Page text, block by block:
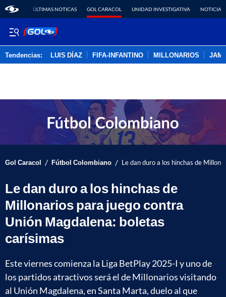
ÚLTIMAS NOTICAS GOL CARACOL UNIDAD INVESTIGATIVA NOTICIAS
Tendencias: LUIS DÍAZ FIFA-INFANTINO MILLONARIOS
Gol Caracol / Fútbol Colombiano / Le dan duro a los hinchas de
Le dan duro a los hinchas de
Millonarios para juego contra
Unión Magdalena: boletas
carísimas
Este viernes comienza la Liga BetPlay 2025-I y uno de
los partidos atractivos será el de Millonarios visitando
al Unión Magdalena, en Santa Marta, duelo al que